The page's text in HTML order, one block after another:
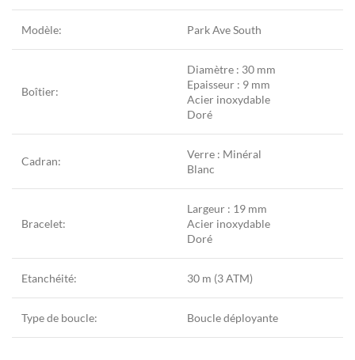
Modèle: Park Ave South
Boîtier:
Diamètre : 30 mm
Epaisseur : 9 mm
Acier inoxydable
Doré
Cadran:
Verre : Minéral
Blanc
Bracelet:
Largeur : 19 mm
Acier inoxydable
Doré
Etanchéité: 30 m (3 ATM)
Type de boucle: Boucle déployante